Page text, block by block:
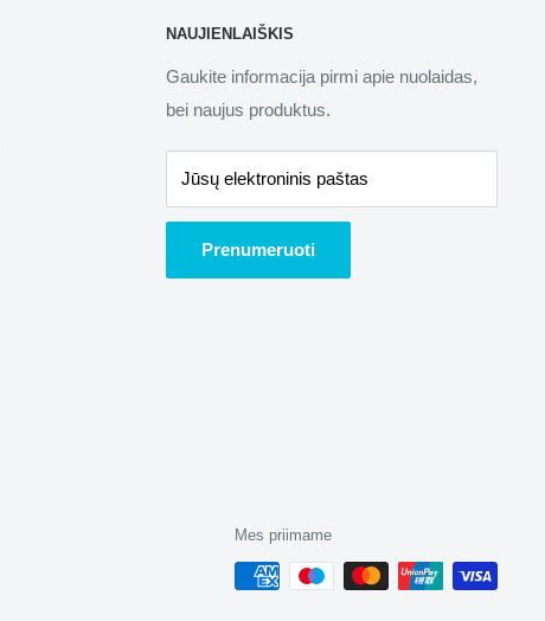
NAUJIENLAIŠKIS
Gaukite informacija pirmi apie nuolaidas,
bei naujus produktus.
Jūsų elektroninis paštas
Prenumeruoti
Mes priimame